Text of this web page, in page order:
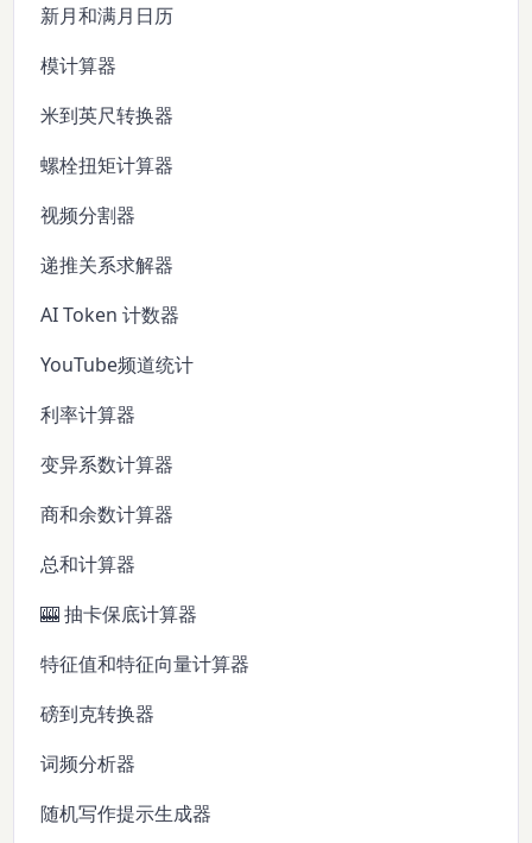
新月和满月日历
模计算器
米到英尺转换器
螺栓扭矩计算器
视频分割器
递推关系求解器
AI Token 计数器
YouTube频道统计
利率计算器
变异系数计算器
商和余数计算器
总和计算器
🎰 抽卡保底计算器
特征值和特征向量计算器
磅到克转换器
词频分析器
随机写作提示生成器